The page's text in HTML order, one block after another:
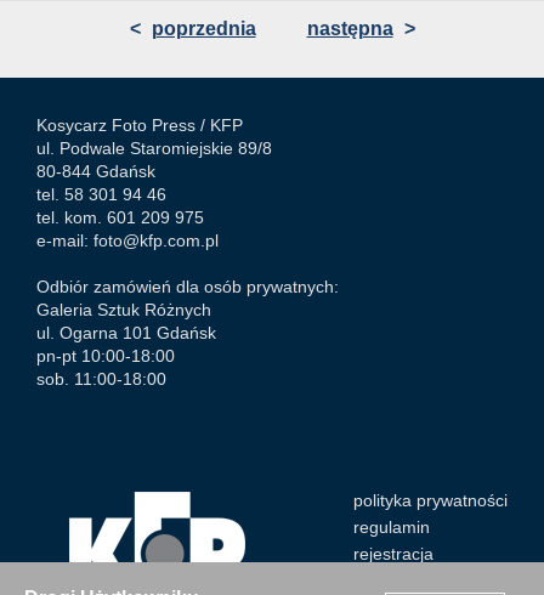
< poprzednia następna >
Kosycarz Foto Press / KFP
ul. Podwale Staromiejskie 89/8
80-844 Gdańsk
tel. 58 301 94 46
tel. kom. 601 209 975
e-mail: foto@kfp.com.pl
Odbiór zamówień dla osób prywatnych:
Galeria Sztuk Różnych
ul. Ogarna 101 Gdańsk
pn-pt 10:00-18:00
sob. 11:00-18:00
polityka prywatności
regulamin
rejestracja